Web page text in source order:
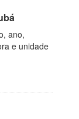
ano,
e unidade